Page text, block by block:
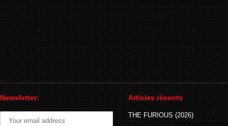
Newsletter: Articles récents
THE FURIOUS (2026)